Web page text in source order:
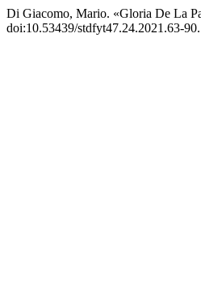
Di Giacomo, Mario. «Gloria De La
doi:10.53439/stdfyt47.24.2021.63-90.